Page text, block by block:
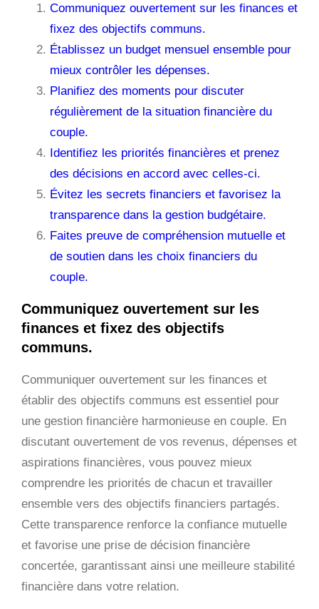
Communiquez ouvertement sur les finances et
fixez des objectifs communs.
Établissez un budget mensuel ensemble pour
mieux contrôler les dépenses.
Planifiez des moments pour discuter
régulièrement de la situation financière du
couple.
Identifiez les priorités financières et prenez
des décisions en accord avec celles-ci.
Évitez les secrets financiers et favorisez la
transparence dans la gestion budgétaire.
Faites preuve de compréhension mutuelle et
de soutien dans les choix financiers du
couple.
Communiquez ouvertement sur les
finances et fixez des objectifs
communs.
Communiquer ouvertement sur les finances et
établir des objectifs communs est essentiel pour
une gestion financière harmonieuse en couple. En
discutant ouvertement de vos revenus, dépenses et
aspirations financières, vous pouvez mieux
comprendre les priorités de chacun et travailler
ensemble vers des objectifs financiers partagés.
Cette transparence renforce la confiance mutuelle
et favorise une prise de décision financière
concertée, garantissant ainsi une meilleure stabilité
financière dans votre relation.